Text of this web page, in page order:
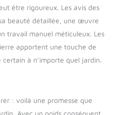
possibles.
être rigoureux. Les avis des
beauté détaillée, une œuvre
travail manuel méticuleux. Les
apportent une touche de
à n’importe quel jardin.
: voilà une promesse que
Avec un poids conséquent